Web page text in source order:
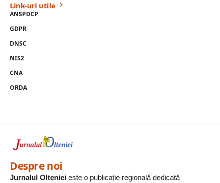
Link-uri utile
ANSPDCP
GDPR
DNSC
NIS2
CNA
ORDA
Despre noi
Jurnalul Olteniei este o publicație regională dedicată